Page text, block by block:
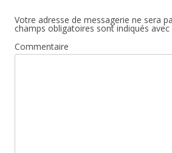
Votre adresse de messagerie ne sera
champs obligatoires sont indiqués avec
Commentaire